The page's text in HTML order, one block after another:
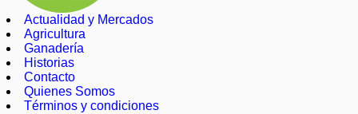
Actualidad y Mercados
Agricultura
Ganadería
Historias
Contacto
Quienes Somos
Términos y condiciones